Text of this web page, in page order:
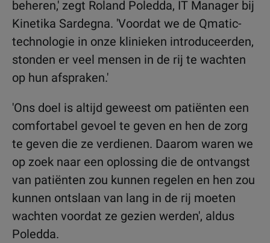
beheren,' zegt Roland Poledda, IT Manager bij
Kinetika Sardegna. 'Voordat we de Qmatic-
technologie in onze klinieken introduceerden,
stonden er veel mensen in de rij te wachten
op hun afspraken.'
'Ons doel is altijd geweest om patiënten een
comfortabel gevoel te geven en hen de zorg
te geven die ze verdienen. Daarom waren we
op zoek naar een oplossing die de ontvangst
van patiënten zou kunnen regelen en hen zou
kunnen ontslaan van lang in de rij moeten
wachten voordat ze gezien werden', aldus
Poledda.